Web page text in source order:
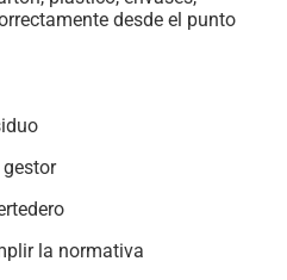
desde el punto
la normativa